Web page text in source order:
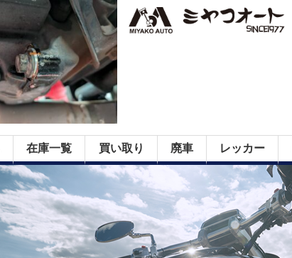
在庫一覧 買い取り 廃車 レッカー